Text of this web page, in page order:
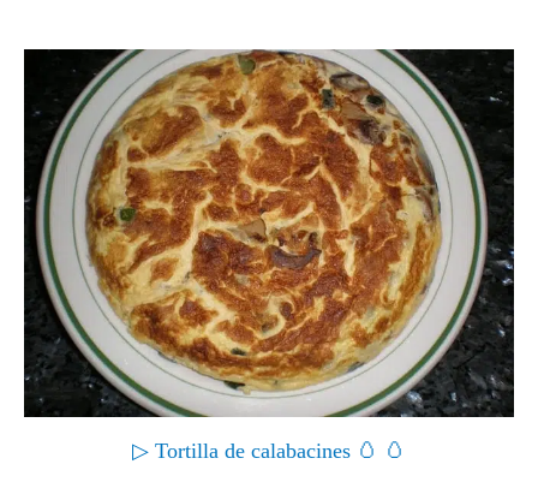
▷ Tortilla de calabacines 🥚 🥚